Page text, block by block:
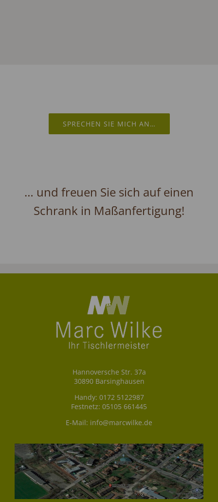
SPRECHEN SIE MICH AN…
… und freuen Sie sich auf einen
Schrank in Maßanfertigung!
Hannoversche Str. 37a
30890 Barsinghausen
Handy: 0172 5122987
Festnetz: 05105 661445
E-Mail: info@marcwilke.de